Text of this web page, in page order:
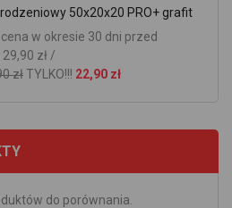
50x20x20 PRO+ grafit
w okresie 30 dni przed
zł /
złTYLKO!!! 22,90 zł
do porównania.